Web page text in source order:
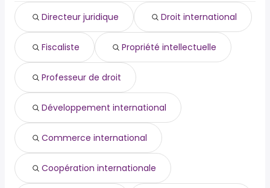
Sainte-Thérèse
étudiant
municipalité
amazon
postes canada
Directeur juridique Droit international
Fiscaliste Propriété intellectuelle
Professeur de droit
Développement international
Commerce international
Coopération internationale